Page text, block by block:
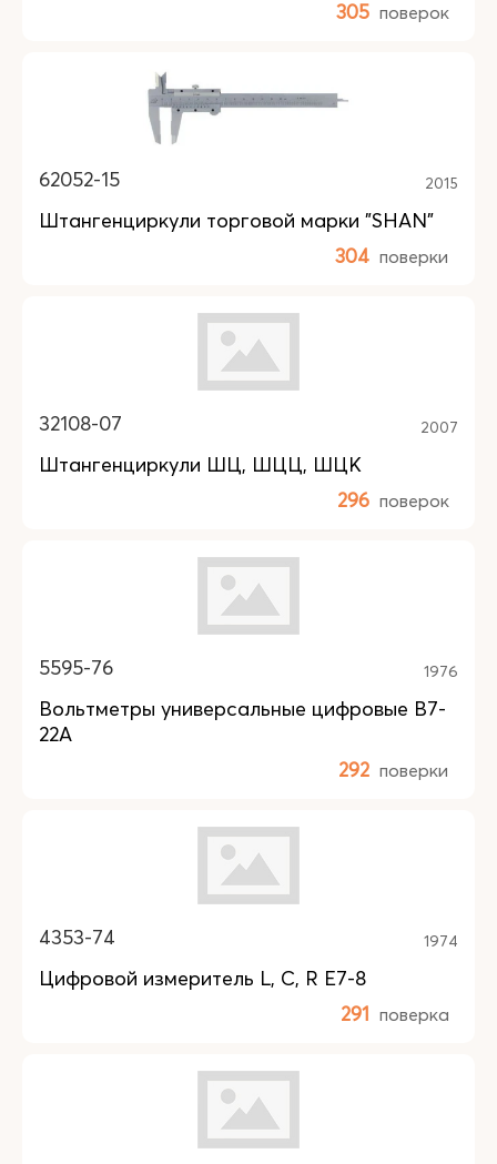
305 поверок
62052-15 2015
Штангенциркули торговой марки "SHAN"
304 поверки
32108-07 2007
Штангенциркули ШЦ, ШЦЦ, ШЦК
296 поверок
5595-76 1976
Вольтметры универсальные цифровые В7-
22А
292 поверки
4353-74 1974
Цифровой измеритель L, C, R Е7-8
291 поверка